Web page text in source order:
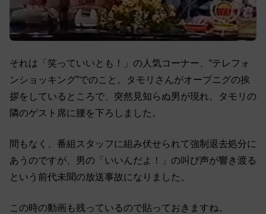
それは「笑っていいとも！」の人気コーナー、“テレフォ
ンショッキング”でのこと。タモリさんがオープニグの挨
拶をしているところで、突然見知らぬ男が現れ、タモリの
隣のゲスト席に腰を下ろしました。
間もなく、番組スタッフに組み伏せられて強制退去処分に
あうのですが、男の「いいんだよ！」の叫び声が響き渡る
という前代未聞の放送事故になりました。
この時の動画も残っているので貼っておきますね。